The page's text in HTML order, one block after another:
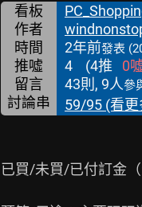
看板
作者
時間 2年前發表
推噓 4 (4推 0
留言
43則, 9人參
討論串 59/95 (看更
已買/未買/已付訂金